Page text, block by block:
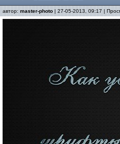
автор: master-photo | 27-05-2013, 09:17 |